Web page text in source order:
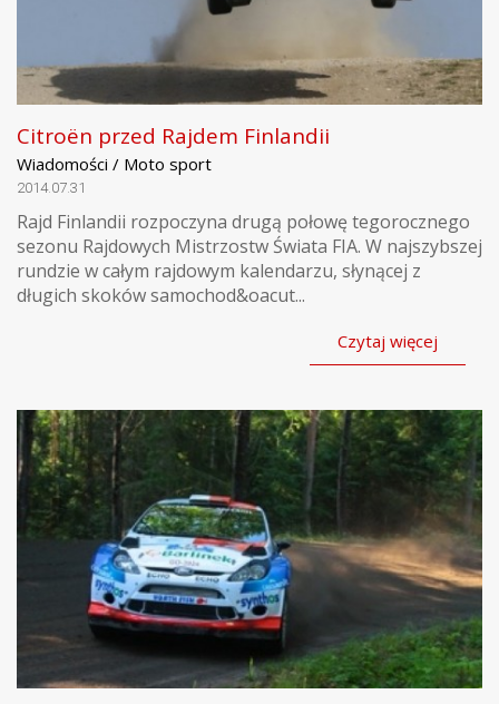
Citroën przed Rajdem Finlandii
Wiadomości / Moto sport
2014.07.31
Rajd Finlandii rozpoczyna drugą połowę tegorocznego
sezonu Rajdowych Mistrzostw Świata FIA. W najszybszej
rundzie w całym rajdowym kalendarzu, słynącej z
długich skoków samochod&oacut...
Czytaj więcej